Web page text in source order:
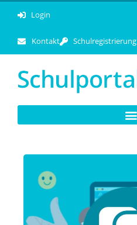
Login
Kontakt Schulregistrierung